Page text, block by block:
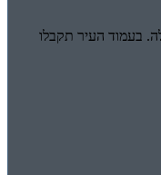
בעמוד העיר תקבלו